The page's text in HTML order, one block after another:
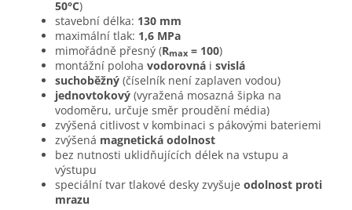
50°C)
stavební délka: 130 mm
maximální tlak: 1,6 MPa
mimořádně přesný (Rmax = 100)
montážní poloha vodorovná i svislá
suchoběžný (číselník není zaplaven vodou)
jednovtokový (vyražená mosazná šipka na
vodoměru, určuje směr proudění média)
zvýšená citlivost v kombinaci s pákovými bateriemi
zvýšená magnetická odolnost
bez nutnosti uklidňujících délek na vstupu a
výstupu
speciální tvar tlakové desky zvyšuje odolnost proti
mrazu